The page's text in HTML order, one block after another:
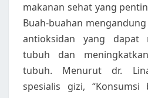
makanan sehat yang
Buah-buahan
antioksidan yang dapat
tubuh dan
tubuh. Menurut dr.
spesialis gizi, “Konsumsi